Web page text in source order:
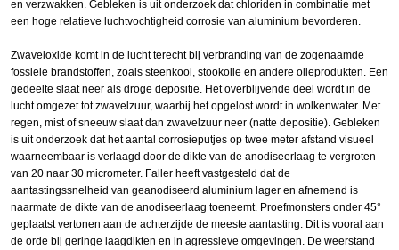
en verzwakken. Gebleken is uit onderzoek dat chloriden in combinatie met
een hoge relatieve luchtvochtigheid corrosie van aluminium bevorderen.
Zwaveloxide komt in de lucht terecht bij verbranding van de zogenaamde
fossiele brandstoffen, zoals steenkool, stookolie en andere olieprodukten. Een
gedeelte slaat neer als droge depositie. Het overblijvende deel wordt in de
lucht omgezet tot zwavelzuur, waarbij het opgelost wordt in wolkenwater. Met
regen, mist of sneeuw slaat dan zwavelzuur neer (natte depositie). Gebleken
is uit onderzoek dat het aantal corrosieputjes op twee meter afstand visueel
waarneembaar is verlaagd door de dikte van de anodiseerlaag te vergroten
van 20 naar 30 micrometer. Faller heeft vastgesteld dat de
aantastingssnelheid van geanodiseerd aluminium lager en afnemend is
naarmate de dikte van de anodiseerlaag toeneemt. Proefmonsters onder 45°
geplaatst vertonen aan de achterzijde de meeste aantasting. Dit is vooral aan
de orde bij geringe laagdikten en in agressieve omgevingen. De weerstand